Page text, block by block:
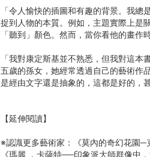
「令人愉快的插圖和有趣的背景。我
捉到人物的本質。例如，主題實際上是
「聽到」顏色。然而，當你看他的畫
「我對康定斯基並不熟悉，但我對這
五歲的孫女，她經常透過自己的藝術作
是經由文字還是抽象的，這都是好的，
【延伸閱讀】
※認識更多藝術家：《莫內的奇幻花園
《瑪麗 ．卡薩特──印象派大師群像中